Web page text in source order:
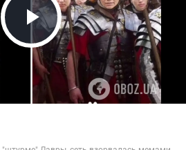
Play Video